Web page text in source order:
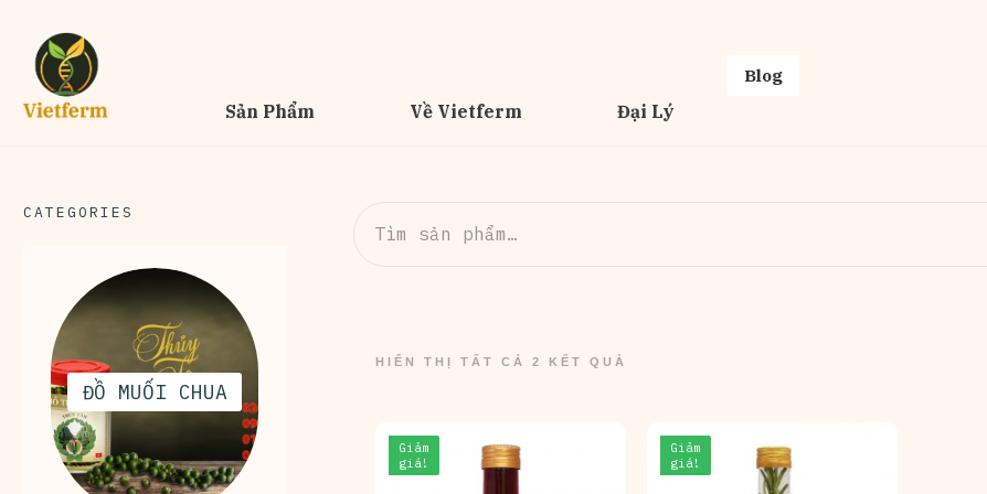
Sản Phẩm Về Vietferm Đại Lý
Blog
Tìm
HIỂN THỊ TẤT CẢ 2 KẾT QUẢ
Giảm
giá!
Giảm
giá!
CATEGORIES
ĐỒ MUỐI CHUA